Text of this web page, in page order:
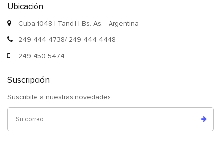
Ubicación
Cuba 1048 | Tandil | Bs. As. - Argentina
249 444 4738/ 249 444 4448
249 450 5474
Suscripción
Suscribite a nuestras novedades